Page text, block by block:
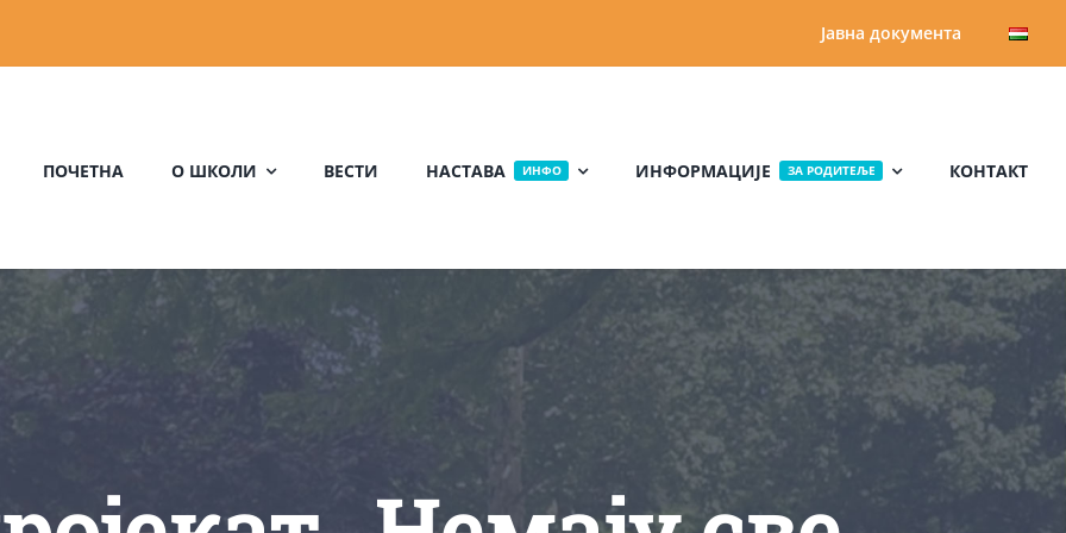
Јавна документа
ПОЧЕТНА О ШКОЛИ ВЕСТИ НАСТАВА ИНФО ИНФОРМАЦИЈЕ ЗА РОДИТЕЉЕ КОНТАКТ